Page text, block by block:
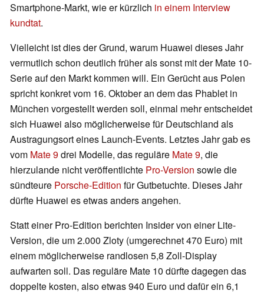
Smartphone-Markt, wie er kürzlich in einem Interview
kundtat.
Vielleicht ist dies der Grund, warum Huawei dieses Jahr
vermutlich schon deutlich früher als sonst mit der Mate 10-
Serie auf den Markt kommen will. Ein Gerücht aus Polen
spricht konkret vom 16. Oktober an dem das Phablet in
München vorgestellt werden soll, einmal mehr entscheidet
sich Huawei also möglicherweise für Deutschland als
Austragungsort eines Launch-Events. Letztes Jahr gab es
vom Mate 9drei Modelle, das reguläre Mate 9, die
hierzulande nicht veröffentlichte Pro-Version sowie die
sündteure Porsche-Edition für Gutbetuchte. Dieses Jahr
dürfte Huawei es etwas anders angehen.
Statt einer Pro-Edition berichten Insider von einer Lite-
Version, die um 2.000 Zloty (umgerechnet 470 Euro) mit
einem möglicherweise randlosen 5,8 Zoll-Display
aufwarten soll. Das reguläre Mate 10 dürfte dagegen das
doppelte kosten, also etwas 940 Euro und dafür ein 6,1